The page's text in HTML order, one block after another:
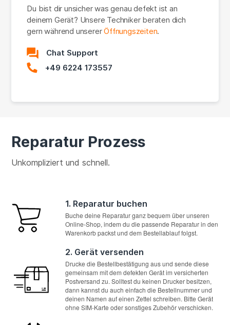
Du bist dir unsicher was genau defekt ist an
deinem Gerät? Unsere Techniker beraten dich
gern während unsererÖffnungszeiten.
Chat Support
+49 6224 173557
Reparatur Prozess
Unkompliziert und schnell.
1. Reparatur buchen
Buche deine Reparatur ganz bequem über unseren
Online-Shop, indem du die passende Reparatur in den
Warenkorb packst und dem Bestellablauf folgst.
2. Gerät versenden
Drucke die Bestellbestätigung aus und sende diese
gemeinsam mit dem defekten Gerät im versicherten
Postversand zu. Solltest du keinen Drucker besitzen,
dann kannst du auch einfach die Bestellnummer und
deinen Namen auf einen Zettel schreiben. Bitte Gerät
ohne SIM-Karte oder sonstiges Zubehör verschicken.